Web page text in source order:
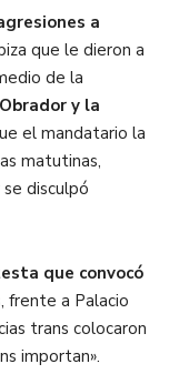
a
que le dieron a
de la
y la
el mandatario la
matutinas,
disculpó
que convocó
frente a Palacio
trans colocaron
importan».